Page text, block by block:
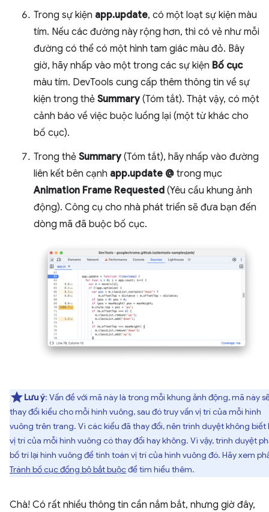
Trong sự kiện app.update, có một loạt sự kiện màu
tím. Nếu các đường này rộng hơn, thì có vẻ như mỗi
đường có thể có một hình tam giác màu đỏ. Bây
giờ, hãy nhấp vào một trong các sự kiện Bố cục
màu tím. DevTools cung cấp thêm thông tin về sự
kiện trong thẻ Summary(Tóm tắt). Thật vậy, có một
cảnh báo về việc buộc luồng lại (một từ khác cho
bố cục).
Trong thẻ Summary(Tóm tắt), hãy nhấp vào đường
liên kết bên cạnh app.update @ trong mục
Animation Frame Requested (Yêu cầu khung ảnh
động). Công cụ cho nhà phát triển sẽ đưa bạn đến
dòng mã đã buộc bố cục.
Lưu ý: Vấn đề với mã này là trong mỗi khung ảnh động, mã này
thay đổi kiểu cho mỗi hình vuông, sau đó truy vấn vị trí của mỗi hình
vuông trên trang. Vì các kiểu đã thay đổi, nên trình duyệt không biết
vị trí của mỗi hình vuông có thay đổi hay không. Vì vậy, trình duyệt
bố trí lại hình vuông để tính toán vị trí của hình vuông đó. Hãy xem
Tránh bố cục đồng bộ bắt buộcđể tìm hiểu thêm.
Chà! Có rất nhiều thông tin cần nắm bắt, nhưng giờ đây,